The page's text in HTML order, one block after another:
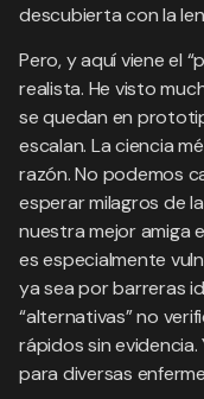
descubierta con la
Pero, y aquí viene el
realista. He visto
se quedan en
escalan. La ciencia
razón. No podemos
esperar milagros de
nuestra mejor amiga
es especialmente
ya sea por barreras
“alternativas” no
rápidos sin
para diversas